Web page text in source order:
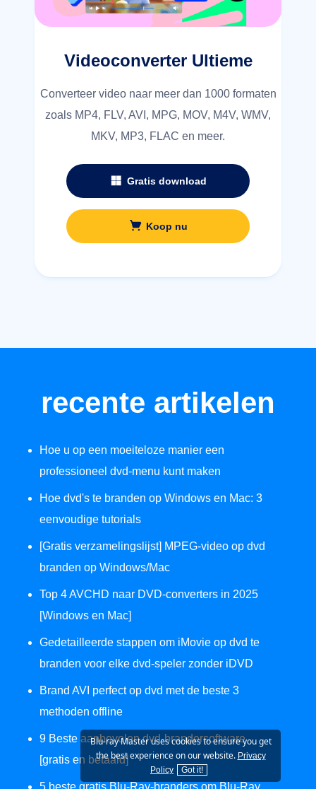
Videoconverter Ultieme
Converteer video naar meer dan 1000 formaten
zoals MP4, FLV, AVI, MPG, MOV, M4V, WMV,
MKV, MP3, FLAC en meer.
Gratis download
Koop nu
recente artikelen
Hoe u op een moeiteloze manier een
professioneel dvd-menu kunt maken
Hoe dvd's te branden op Windows en Mac: 3
eenvoudige tutorials
[Gratis verzamelingslijst] MPEG-video op dvd
branden op Windows/Mac
Top 4 AVCHD naar DVD-converters in 2025
[Windows en Mac]
Gedetailleerde stappen om iMovie op dvd te
branden voor elke dvd-speler zonder iDVD
Brand AVI perfect op dvd met de beste 3
methoden offline
9 Beste aanbevolen dvd-brandersoftware
[gratis en betaald]
Blu-ray Master uses cookies to ensure you get
the best experience on our website. Privacy
Policy
Got it!